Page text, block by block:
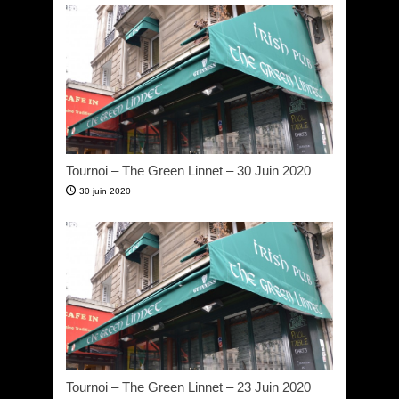
Tournoi – The Green Linnet – 30 Juin 2020
30 juin 2020
Tournoi – The Green Linnet – 23 Juin 2020